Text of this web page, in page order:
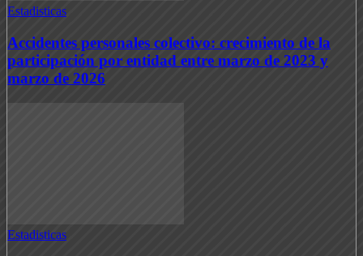
Estadisticas
Accidentes personales colectivo: crecimiento de la
participación por entidad entre marzo de 2023 y
marzo de 2026
Estadisticas